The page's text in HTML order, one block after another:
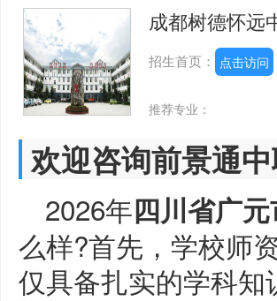
成都树德怀远
招生首页： 点击访问
推荐专业：
欢迎咨询前景通
2026年四川省广
么样?首先，学校师
仅具备扎实的学科